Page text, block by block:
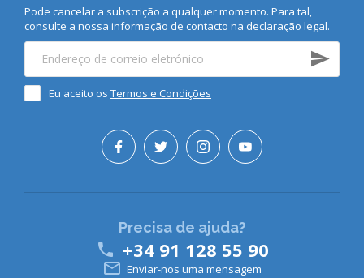
Pode cancelar a subscrição a qualquer momento. Para tal,
consulte a nossa informação de contacto na declaração legal.
Eu aceito os Termos e Condições
Precisa de ajuda?
 +34 91 128 55 90
 Enviar-nos uma mensagem